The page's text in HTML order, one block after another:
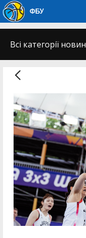
ФБУ
Всі категорії новин